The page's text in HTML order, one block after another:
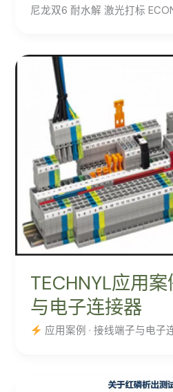
尼龙双6 耐水解 激光打标
TECHNYL应用
与电子连接器
应用案例 · 接线端子与电子